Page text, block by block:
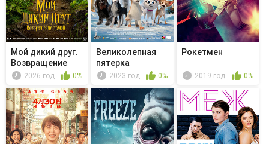
Мой дикий друг.
Возвращение
домой2026 год 0%
Великолепная
пятерка
2023 год 0%
Рокетмен
2019 год 0%